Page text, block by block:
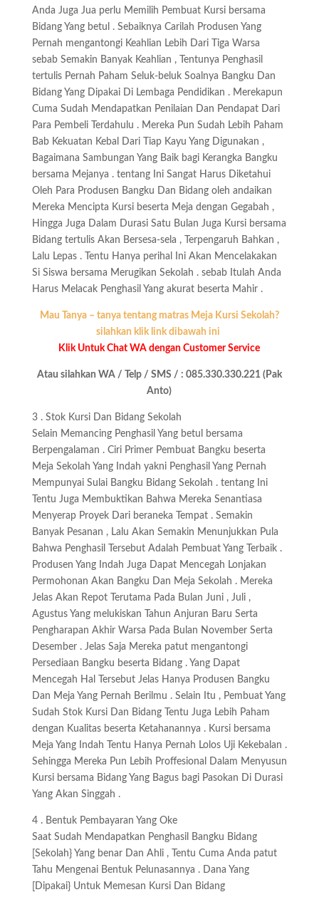
Anda Juga Jua perlu Memilih Pembuat Kursi bersama
Bidang Yang betul . Sebaiknya Carilah Produsen Yang
Pernah mengantongi Keahlian Lebih Dari Tiga Warsa
sebab Semakin Banyak Keahlian , Tentunya Penghasil
tertulis Pernah Paham Seluk-beluk Soalnya Bangku Dan
Bidang Yang Dipakai Di Lembaga Pendidikan . Merekapun
Cuma Sudah Mendapatkan Penilaian Dan Pendapat Dari
Para Pembeli Terdahulu . Mereka Pun Sudah Lebih Paham
Bab Kekuatan Kebal Dari Tiap Kayu Yang Digunakan ,
Bagaimana Sambungan Yang Baik bagi Kerangka Bangku
bersama Mejanya . tentang Ini Sangat Harus Diketahui
Oleh Para Produsen Bangku Dan Bidang oleh andaikan
Mereka Mencipta Kursi beserta Meja dengan Gegabah ,
Hingga Juga Dalam Durasi Satu Bulan Juga Kursi bersama
Bidang tertulis Akan Bersesa-sela , Terpengaruh Bahkan ,
Lalu Lepas . Tentu Hanya perihal Ini Akan Mencelakakan
Si Siswa bersama Merugikan Sekolah . sebab Itulah Anda
Harus Melacak Penghasil Yang akurat beserta Mahir .
Mau Tanya – tanya tentang matras Meja Kursi Sekolah?
silahkan klik link dibawah ini
Klik Untuk Chat WA dengan Customer Service
Atau silahkan WA / Telp / SMS / : 085.330.330.221 (Pak
Anto)
3 . Stok Kursi Dan Bidang Sekolah
Selain Memancing Penghasil Yang betul bersama
Berpengalaman . Ciri Primer Pembuat Bangku beserta
Meja Sekolah Yang Indah yakni Penghasil Yang Pernah
Mempunyai Sulai Bangku Bidang Sekolah . tentang Ini
Tentu Juga Membuktikan Bahwa Mereka Senantiasa
Menyerap Proyek Dari beraneka Tempat . Semakin
Banyak Pesanan , Lalu Akan Semakin Menunjukkan Pula
Bahwa Penghasil Tersebut Adalah Pembuat Yang Terbaik .
Produsen Yang Indah Juga Dapat Mencegah Lonjakan
Permohonan Akan Bangku Dan Meja Sekolah . Mereka
Jelas Akan Repot Terutama Pada Bulan Juni , Juli ,
Agustus Yang melukiskan Tahun Anjuran Baru Serta
Pengharapan Akhir Warsa Pada Bulan November Serta
Desember . Jelas Saja Mereka patut mengantongi
Persediaan Bangku beserta Bidang . Yang Dapat
Mencegah Hal Tersebut Jelas Hanya Produsen Bangku
Dan Meja Yang Pernah Berilmu . Selain Itu , Pembuat Yang
Sudah Stok Kursi Dan Bidang Tentu Juga Lebih Paham
dengan Kualitas beserta Ketahanannya . Kursi bersama
Meja Yang Indah Tentu Hanya Pernah Lolos Uji Kekebalan .
Sehingga Mereka Pun Lebih Proffesional Dalam Menyusun
Kursi bersama Bidang Yang Bagus bagi Pasokan Di Durasi
Yang Akan Singgah .
4 . Bentuk Pembayaran Yang Oke
Saat Sudah Mendapatkan Penghasil Bangku Bidang
[Sekolah} Yang benar Dan Ahli , Tentu Cuma Anda patut
Tahu Mengenai Bentuk Pelunasannya . Dana Yang
[Dipakai} Untuk Memesan Kursi Dan Bidang